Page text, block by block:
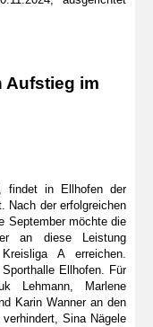
Aufstieg im
findet in Ellhofen der
Nach der erfolgreichen
September möchte die
an diese Leistung
A erreichen.
Ellhofen. Für
Lehmann, Marlene
Karin Wanner an den
Sina Nägele